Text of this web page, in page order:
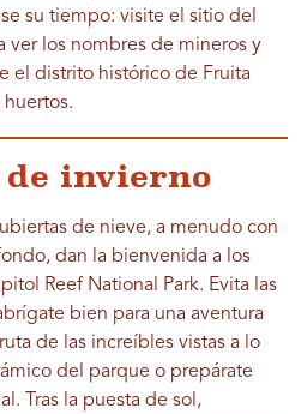
su tiempo: visite el sitio del
ver los nombres de mineros y
el distrito histórico de Fruita
huertos.
invierno
de nieve, a menudo con
dan la bienvenida a los
Reef National Park. Evita las
bien para una aventura
de las increíbles vistas a lo
del parque o prepárate
Tras la puesta de sol,